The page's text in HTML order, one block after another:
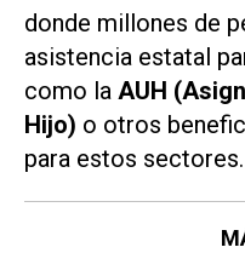
donde millones de
asistencia estatal
como la AUH
Hijo) o otros
para estos sectores.